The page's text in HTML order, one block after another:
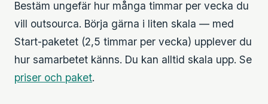
Bestäm ungefär hur många timmar per vecka du
vill outsourca. Börja gärna i liten skala — med
Start-paketet (2,5 timmar per vecka) upplever du
hur samarbetet känns. Du kan alltid skala upp. Se
priser och paket.